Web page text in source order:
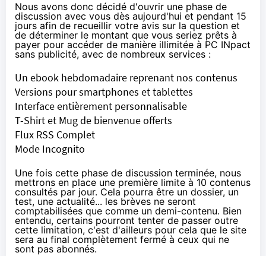
Nous avons donc décidé d'ouvrir une phase de
discussion avec vous dès aujourd'hui et pendant 15
jours afin de recueillir votre avis sur la question et
de déterminer le montant que vous seriez prêts à
payer pour accéder de manière illimitée à PC INpact
sans publicité, avec de nombreux services :
Un ebook hebdomadaire reprenant nos contenus
Versions pour smartphones et tablettes
Interface entièrement personnalisable
T-Shirt et Mug de bienvenue offerts
Flux RSS Complet
Mode Incognito
Une fois cette phase de discussion terminée, nous
mettrons en place une première limite à 10 contenus
consultés par jour. Cela pourra être un dossier, un
test, une actualité... les brèves ne seront
comptabilisées que comme un demi-contenu. Bien
entendu, certains pourront tenter de passer outre
cette limitation, c'est d'ailleurs pour cela que le site
sera au final complètement fermé à ceux qui ne
sont pas abonnés.